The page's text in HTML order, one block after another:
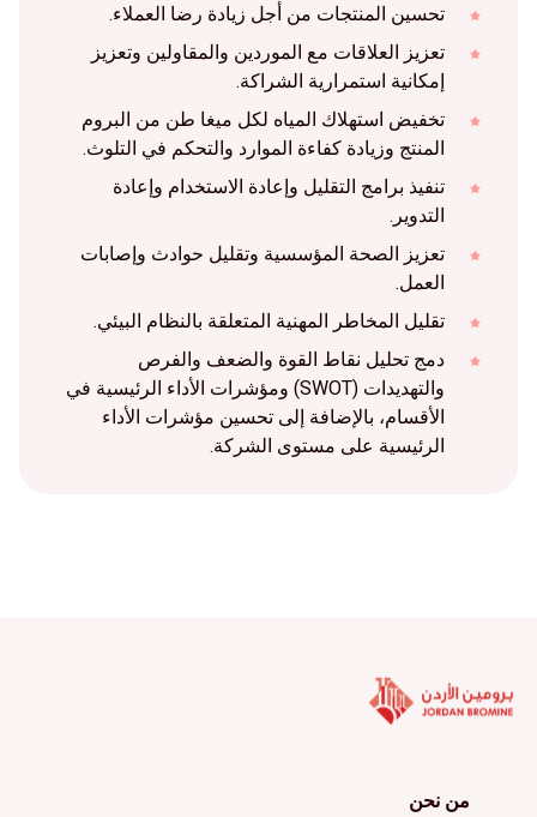
تحسين المنتجات من أجل زيادة رضا العملاء.
تعزيز العلاقات مع الموردين والمقاولين وتعزيز
إمكانية استمرارية الشراكة.
تخفيض استهلاك المياه لكل ميغا طن من البروم
المنتج وزيادة كفاءة الموارد والتحكم في التلوث.
تنفيذ برامج التقليل وإعادة الاستخدام وإعادة
التدوير.
تعزيز الصحة المؤسسية وتقليل حوادث وإصابات
العمل.
تقليل المخاطر المهنية المتعلقة بالنظام البيئي.
دمج تحليل نقاط القوة والضعف والفرص
والتهديدات (SWOT) ومؤشرات الأداء الرئيسية في
الأقسام، بالإضافة إلى تحسين مؤشرات الأداء
الرئيسية على مستوى الشركة.
من نحن